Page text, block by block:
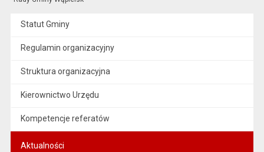
Statut Gminy
Regulamin organizacyjny
Struktura organizacyjna
Kierownictwo Urzędu
Kompetencje referatów
Aktualności